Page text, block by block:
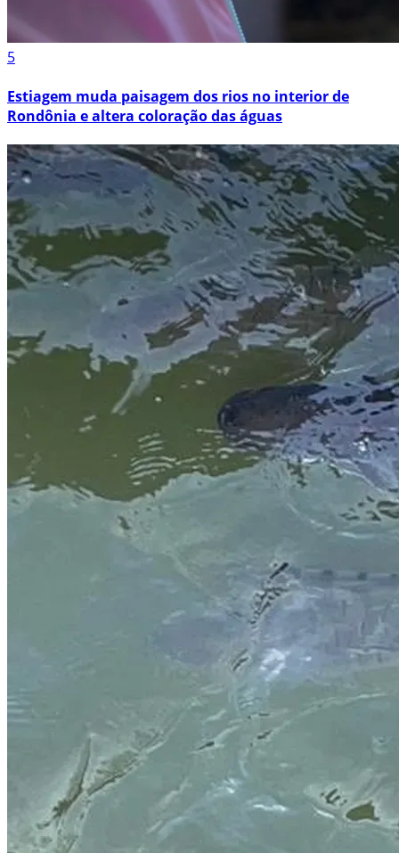
5
Estiagem muda paisagem dos rios no interior de
Rondônia e altera coloração das águas